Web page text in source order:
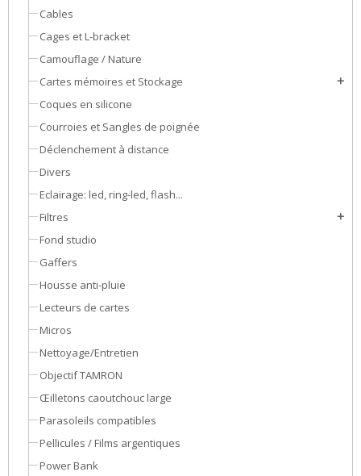
Cables
Cages et L-bracket
Camouflage / Nature
Cartes mémoires et Stockage
add
Coques en silicone
Courroies et Sangles de poignée
Déclenchement à distance
Divers
Eclairage: led, ring-led, flash...
Filtres
add
Fond studio
Gaffers
Housse anti-pluie
Lecteurs de cartes
Micros
Nettoyage/Entretien
Objectif TAMRON
Œilletons caoutchouc large
Parasoleils compatibles
Pellicules / Films argentiques
Power Bank